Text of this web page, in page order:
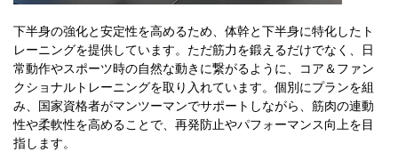
下半身の強化と安定性を高めるため、体幹と下半身に特化したト
レーニングを提供しています。ただ筋力を鍛えるだけでなく、日
常動作やスポーツ時の自然な動きに繋がるように、コア＆ファン
クショナルトレーニングを取り入れています。個別にプランを組
み、国家資格者がマンツーマンでサポートしながら、筋肉の連動
性や柔軟性を高めることで、再発防止やパフォーマンス向上を目
指します。